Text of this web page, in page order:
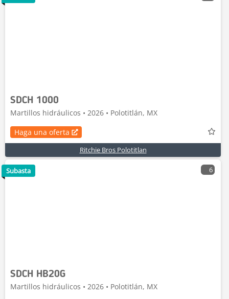
SDCH 1000
Martillos hidráulicos • 2026 • Polotitlán, MX
Haga una oferta
Ritchie Bros Polotitlan
6
SDCH HB20G
Martillos hidráulicos • 2026 • Polotitlán, MX
Subasta